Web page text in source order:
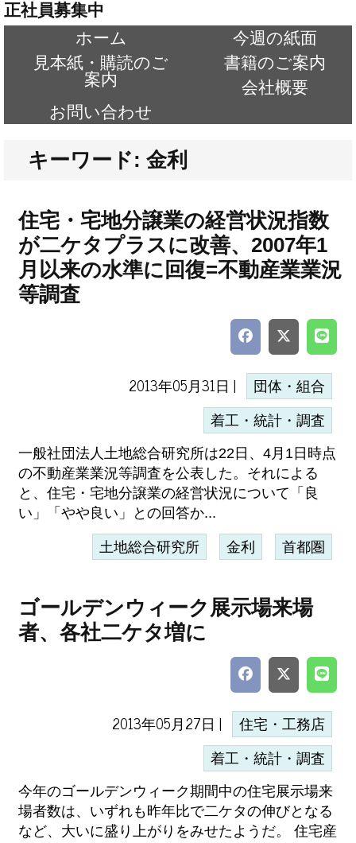
正社員募集中
ホーム
今週の紙面
見本紙・購読のご
案内
書籍のご案内
会社概要
お問い合わせ
キーワード: 金利
住宅・宅地分譲業の経営状況指数
が二ケタプラスに改善、2007年1
月以来の水準に回復=不動産業業況
等調査
2013年05月31日 | 団体・組合
着工・統計・調査
一般社団法人土地総合研究所は22日、4月1日時点
の不動産業業況等調査を公表した。それによる
と、住宅・宅地分譲業の経営状況について「良
い」「やや良い」との回答か...
土地総合研究所 金利 首都圏
ゴールデンウィーク展示場来場
者、各社二ケタ増に
2013年05月27日 | 住宅・工務店
着工・統計・調査
今年のゴールデンウィーク期間中の住宅展示場来
場者数は、いずれも昨年比で二ケタの伸びとなる
など、大いに盛り上がりをみせたようだ。 住宅産